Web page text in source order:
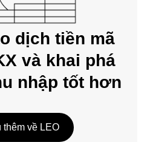
dịch tiền mã
và khai phá
nhập tốt hơn
thêm về LEO